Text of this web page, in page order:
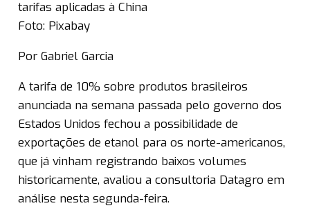
tarifas aplicadas à China
Foto: Pixabay
Por Gabriel Garcia
A tarifa de 10% sobre produtos brasileiros
anunciada na semana passada pelo governo dos
Estados Unidos fechou a possibilidade de
exportações de etanol para os norte-americanos,
que já vinham registrando baixos volumes
historicamente, avaliou a consultoria Datagro em
análise nesta segunda-feira.